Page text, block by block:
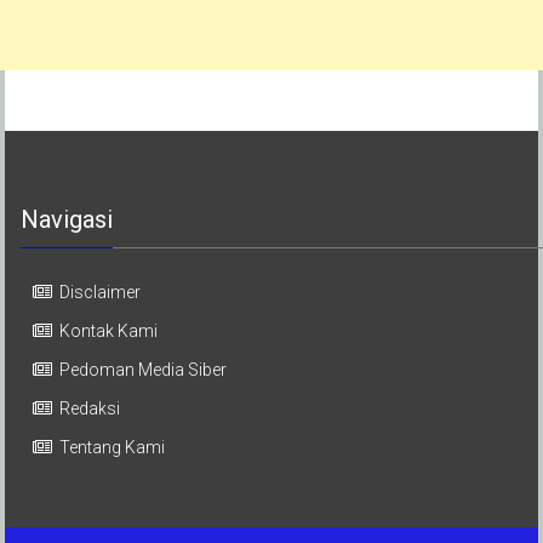
Navigasi
Disclaimer
Kontak Kami
Pedoman Media Siber
Redaksi
Tentang Kami